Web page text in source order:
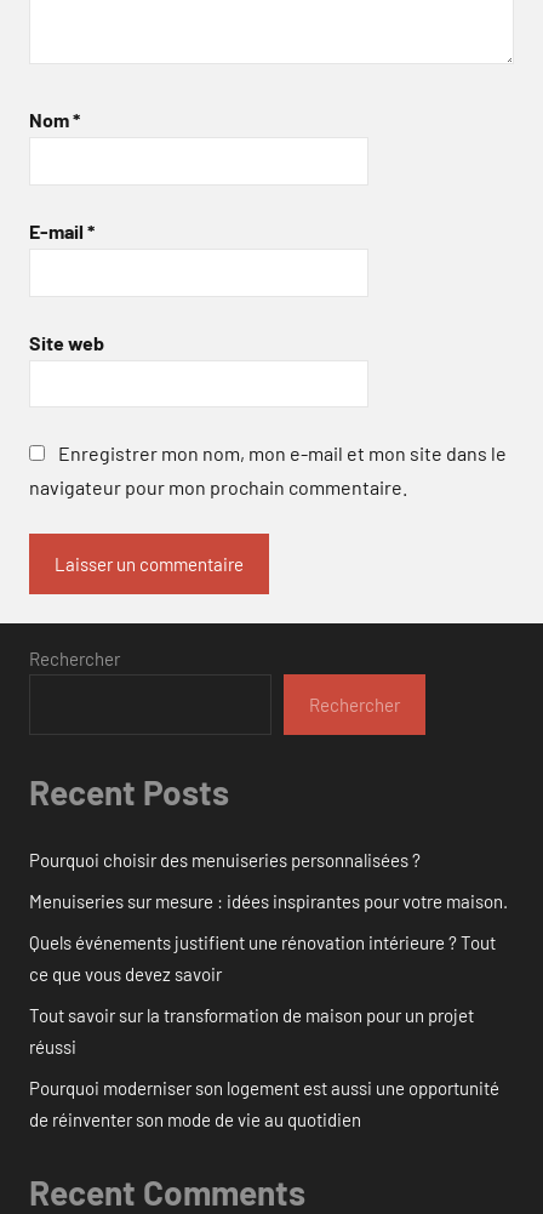
Nom*
E-mail *
Site web
Enregistrer mon nom, mon e-mail et mon site dans le
navigateur pour mon prochain commentaire.
Rechercher
Rechercher
Recent Posts
Pourquoi choisir des menuiseries personnalisées ?
Menuiseries sur mesure : idées inspirantes pour votre maison.
Quels événements justifient une rénovation intérieure ? Tout
ce que vous devez savoir
Tout savoir sur la transformation de maison pour un projet
réussi
Pourquoi moderniser son logement est aussi une opportunité
de réinventer son mode de vie au quotidien
Recent Comments